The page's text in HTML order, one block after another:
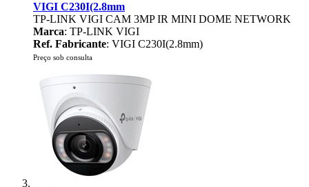
VIGI C230I(2.8mm
TP-LINK VIGI CAM 3MP IR MINI DOME NETWORK
Marca: TP-LINK VIGI
Ref. Fabricante: VIGI C230I(2.8mm)
Preço sob consulta